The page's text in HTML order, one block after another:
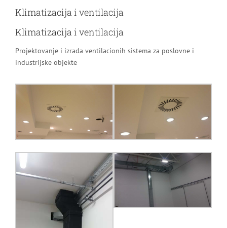
Klimatizacija i ventilacija
Klimatizacija i ventilacija
Projektovanje i izrada ventilacionih sistema za poslovne i
industrijske objekte